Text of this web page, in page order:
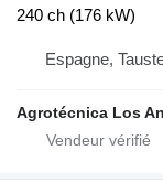
240 ch (176 kW)
Espagne,
Agrotécnica Los